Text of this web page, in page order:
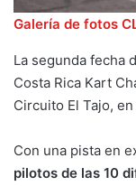
Galería de fotos
La segunda fecha
Costa Rica Kart
Circuito El Tajo,
Con una pista en
pilotos de las 10